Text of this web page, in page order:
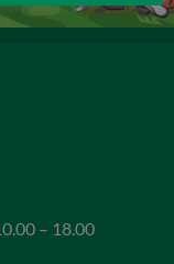
– 18.00